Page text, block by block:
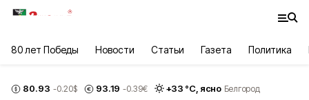
80 лет Победы Новости Статьи Газета Политика
80.93 -0.20$ 93.19 -0.39€ +33 °С, ясно Белгород